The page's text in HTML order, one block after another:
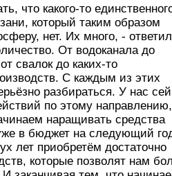
что какого-то
который таким образом
нет. Их много, - ответил
От водоканала до
свалок до каких-то
С каждым из этих
разбираться. У нас
по этому направлению,
наращивать средства
в бюджет на следующий
лет приобретём достаточно
которые позволят нам